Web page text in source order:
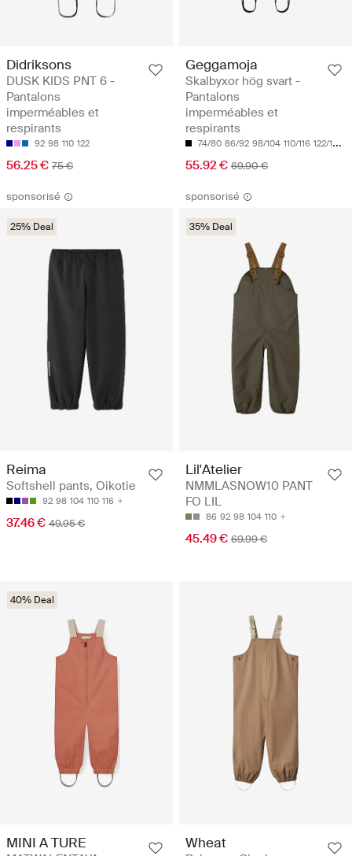
Didriksons
DUSK KIDS PNT 6 -
Pantalons
imperméables et
respirants
92 98 110 122
56.25 € 75 €
Geggamoja
Skalbyxor hög svart -
Pantalons
imperméables et
respirants
74/80 86/92 98/104 110/116 122/128
55.92 € 69.90 €
sponsorisé
25% Deal
Reima
Softshell pants, Oikotie
92 98 104 110 116
37.46 € 49.95 €
sponsorisé
35% Deal
Lil'Atelier
NMMLASNOW10 PANT
FO LIL
86 92 98 104 110
45.49 € 69.99 €
40% Deal
MINI A TURE Wheat